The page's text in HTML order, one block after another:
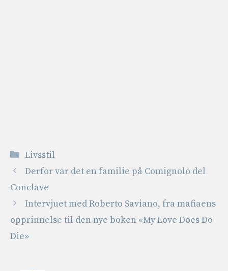
Kategorier
Livsstil
Derfor var det en familie på Comignolo del
Conclave
Intervjuet med Roberto Saviano, fra mafiaens
opprinnelse til den nye boken «My Love Does Do
Die»